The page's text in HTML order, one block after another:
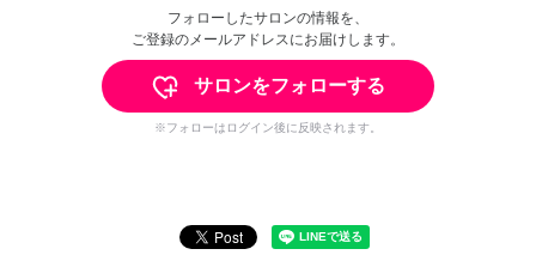
フォローしたサロンの情報を、
ご登録のメールアドレスにお届けします。
サロンをフォローする
※フォローはログイン後に反映されます。